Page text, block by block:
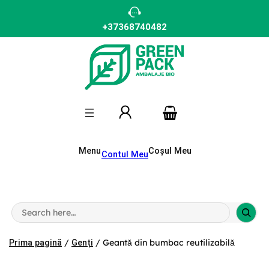
+37368740482
MenuContul MeuCoșul Meu
S
e
r
c
Prima pagină / Genți / Geantă din bumbac reutilizabilă